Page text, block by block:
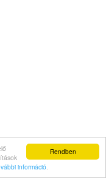
Rendben
információ.